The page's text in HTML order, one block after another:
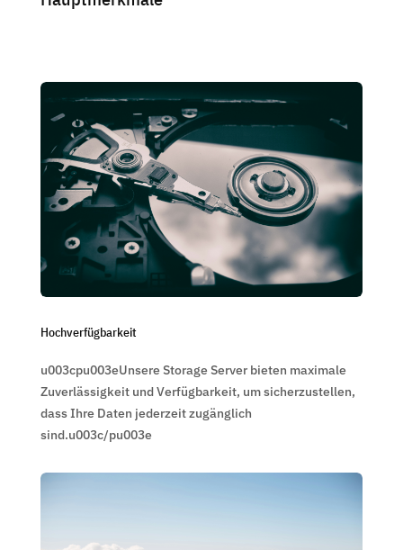
Hochverfügbarkeit
u003cpu003eUnsere Storage Server bieten maximale
Zuverlässigkeit und Verfügbarkeit, um sicherzustellen,
dass Ihre Daten jederzeit zugänglich
sind.u003c/pu003e